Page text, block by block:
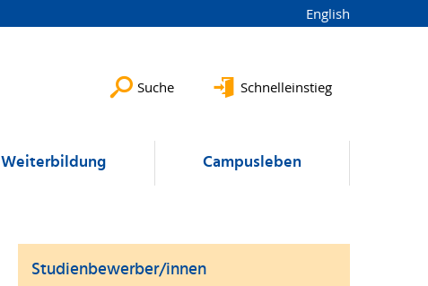
English
Suche Schnelleinstieg
Weiterbildung Campusleben
Studienbewerber/innen